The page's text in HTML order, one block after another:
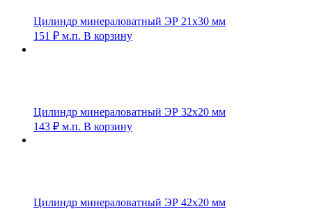
Цилиндр минераловатный ЭР 21х30 мм
151 ₽ м.п. В корзину
Цилиндр минераловатный ЭР 32х20 мм
143 ₽ м.п. В корзину
Цилиндр минераловатный ЭР 42х20 мм